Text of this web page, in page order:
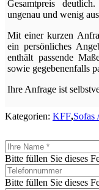
Gesamtpreis
ungenau und wenig
Mit einer kurzen
ein persönliches
enthält passende
sowie gegebenenfalls
Ihre Anfrage ist
Kategorien: KFF,Sofas
Bitte füllen Sie dieses
Bitte füllen Sie dieses